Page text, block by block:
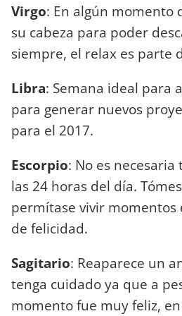
Virgo: En algún momento
su cabeza para poder
siempre, el relax es parte
Libra: Semana ideal para
para generar nuevos
para el 2017.
Escorpio: No es
las 24 horas del día.
permítase vivir
de felicidad.
Sagitario: Reaparece un
tenga cuidado ya que a
momento fue muy feliz,